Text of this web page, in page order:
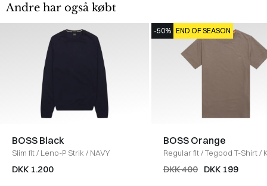
Andre har også købt
BOSS Black
Slim fit/ Leno-P Strik / NAVY
DKK 1.200
-50% END OF SEASON
BOSS Orange
Regular fit/Tegood T-Shirt/
DKK 400 DKK 199